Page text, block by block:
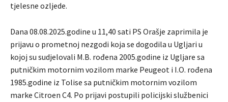
tjelesne ozljede.
Dana 08.08.2025.godine u 11,40 sati PS Orašje zaprimila je
prijavu o prometnoj nezgodi koja se dogodila u Ugljari u
kojoj su sudjelovali M.B. rođena 2005.godine iz Ugljare sa
putničkim motornim vozilom marke Peugeot i I.O. rođena
1985.godine iz Tolise sa putničkim motornim vozilom
marke Citroen C4. Po prijavi postupili policijski službenici